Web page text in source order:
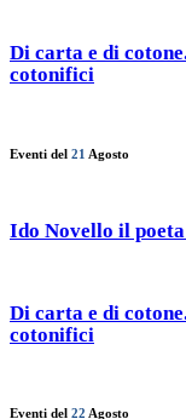
Di carta e di
cotonifici
Eventi del 21 Agosto
Ido Novello il
Di carta e di
cotonifici
Eventi del 22 Agosto